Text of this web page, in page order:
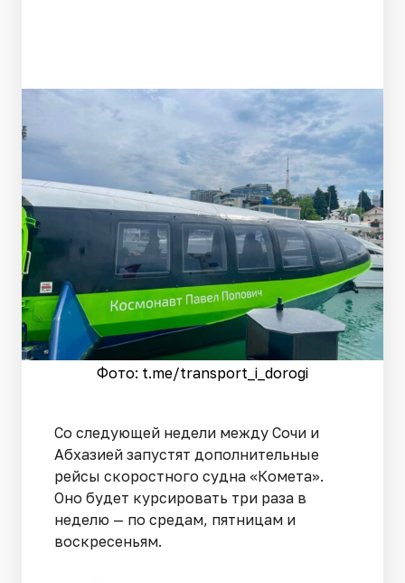
Фото: t.me/transport_i_dorogi
Со следующей недели между Сочи и
Абхазией запустят дополнительные
рейсы скоростного судна «Комета».
Оно будет курсировать три раза в
неделю — по средам, пятницам и
воскресеньям.